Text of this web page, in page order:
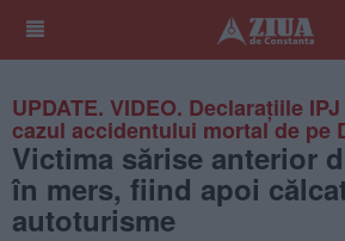
UPDATE. VIDEO. Declarațiile
cazul accidentului mortal de pe
Victima sărise anterior
în mers, fiind apoi
autoturisme